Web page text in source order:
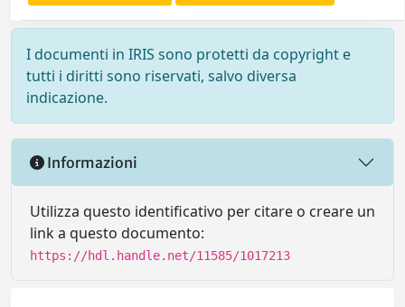
I documenti in IRIS sono protetti da copyright e
tutti i diritti sono riservati, salvo diversa
indicazione.
Informazioni
Utilizza questo identificativo per citare o creare un
link a questo documento:
https://hdl.handle.net/11585/1017213